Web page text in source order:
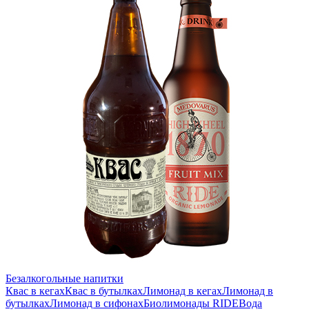
Безалкогольные напитки
Квас в кегахКвас в бутылкахЛимонад в кегахЛимонад в
бутылкахЛимонад в сифонахБиолимонады RIDEВода